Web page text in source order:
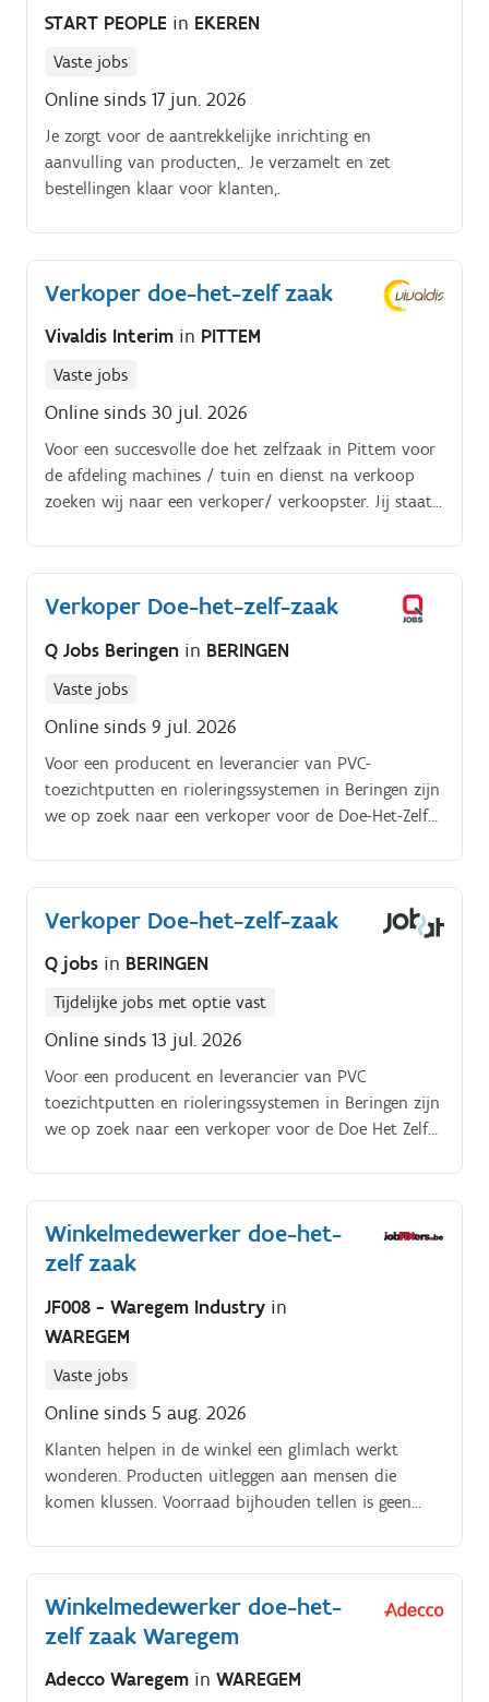
START PEOPLE in EKEREN
Vaste jobs
Online sinds 17 jun. 2026
Je zorgt voor de aantrekkelijke inrichting en
aanvulling van producten,. Je verzamelt en zet
bestellingen klaar voor klanten,.
Verkoper doe-het-zelf zaak
Vivaldis Interim in PITTEM
Vaste jobs
Online sinds 30 jul. 2026
Voor een succesvolle doe het zelfzaak in Pittem voor
de afdeling machines / tuin en dienst na verkoop
zoeken wij naar een verkoper/ verkoopster. Jij staat
Verkoper Doe-het-zelf-zaak
Q Jobs Beringen in BERINGEN
Vaste jobs
Online sinds 9 jul. 2026
Voor een producent en leverancier van PVC-
toezichtputten en rioleringssystemen in Beringen zijn
we op zoek naar een verkoper voor de Doe-Het-Zelf
over rioleringsproducten, sanitair en centrale
verwarming Als Doe-Het-Zelf verkoper sta je samen
met je team in om de klanten met een persoonlijke
klanten en helpt hen met het uitkiezen van de
gepaste producten Je staat in voor het uitzicht en
inkomende bestellingen Je staat in voor het
aanvullen van de rekken
Verkoper Doe-het-zelf-zaak
Q jobs in BERINGEN
Tijdelijke jobs met optie vast
Online sinds 13 jul. 2026
Voor een producent en leverancier van PVC
toezichtputten en rioleringssystemen in Beringen zijn
we op zoek naar een verkoper voor de Doe Het Zelf
verwarming. Als Doe Het Zelf verkoper sta je samen
met je team in om de klanten met een persoonlijke
aanpak te helpen.
Winkelmedewerker doe-het-
zelf zaak
JF008 - Waregem Industry in
WAREGEM
Vaste jobs
Online sinds 5 aug. 2026
Klanten helpen in de winkel een glimlach werkt
wonderen. Producten uitleggen aan mensen die
komen klussen. Voorraad bijhouden tellen is geen
makes the dream work.
Winkelmedewerker doe-het-
zelf zaak Waregem
Adecco Waregem in WAREGEM